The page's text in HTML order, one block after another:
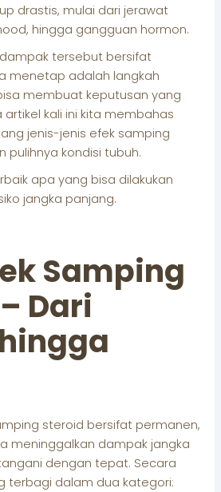
drastis, mulai dari jerawat
hingga gangguan hormon.
tersebut bersifat
menetap adalah langkah
membuat keputusan yang
artikel kali ini kita membahas
jenis-jenis efek samping
pulihnya kondisi tubuh.
apa yang bisa dilakukan
jangka panjang.
Samping
Dari
steroid bersifat permanen,
meninggalkan dampak jangka
dengan tepat. Secara
terbagi dalam dua kategori: